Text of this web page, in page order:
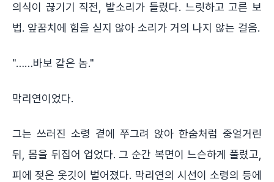
의식이 끊기기 직전, 발소리가 들렸다. 느릿하고 고른 보
법. 앞꿈치에 힘을 싣지 않아 소리가 거의 나지 않는 걸음.
"……바보 같은 놈."
막리연이었다.
그는 쓰러진 소령 곁에 쭈그려 앉아 한숨처럼 중얼거린
뒤, 몸을 뒤집어 업었다. 그 순간 복면이 느슨하게 풀렸고,
피에 젖은 옷깃이 벌어졌다. 막리연의 시선이 소령의 등에